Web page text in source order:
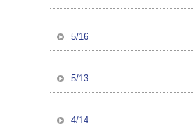
5/16
5/13
4/14